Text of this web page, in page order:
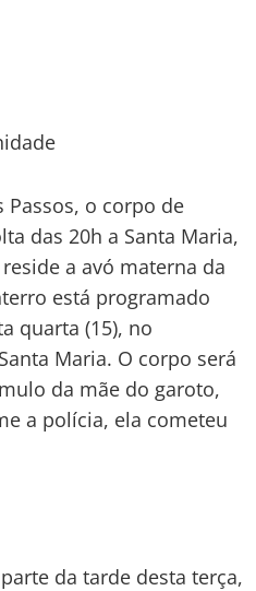
Passos, o corpo de
das 20h a Santa Maria,
a avó materna da
está programado
quarta (15), no
Maria. O corpo será
da mãe do garoto,
a polícia, ela cometeu
da tarde desta terça,